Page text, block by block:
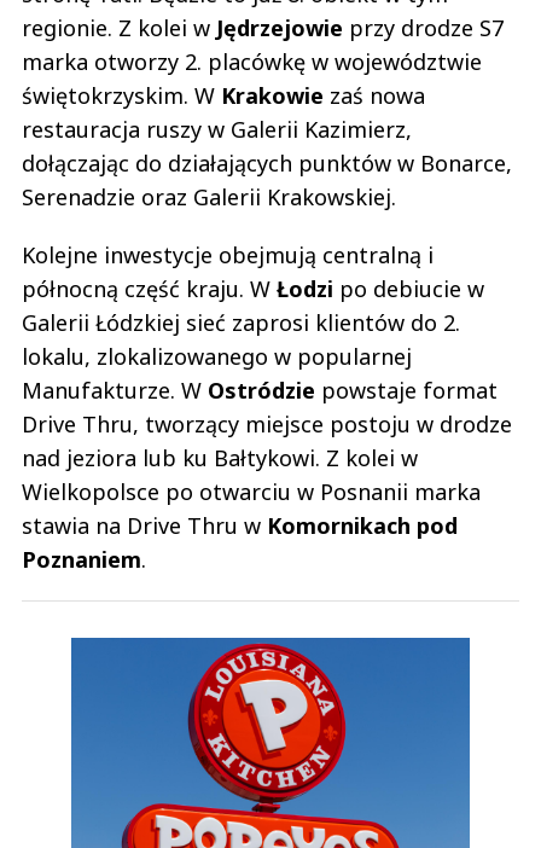
regionie. Z kolei w Jędrzejowie przy drodze S7
marka otworzy 2. placówkę w województwie
świętokrzyskim. W Krakowie zaś nowa
restauracja ruszy w Galerii Kazimierz,
dołączając do działających punktów w Bonarce,
Serenadzie oraz Galerii Krakowskiej.
Kolejne inwestycje obejmują centralną i
północną część kraju. W Łodzi po debiucie w
Galerii Łódzkiej sieć zaprosi klientów do 2.
lokalu, zlokalizowanego w popularnej
Manufakturze. W Ostródzie powstaje format
Drive Thru, tworzący miejsce postoju w drodze
nad jeziora lub ku Bałtykowi. Z kolei w
Wielkopolsce po otwarciu w Posnanii marka
stawia na Drive Thru w Komornikach pod
Poznaniem.